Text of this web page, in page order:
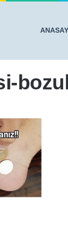
ALTINA BOZUK